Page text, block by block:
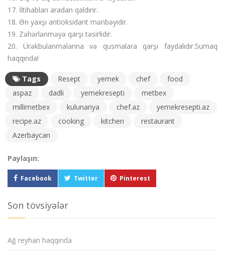
17. İltihabları aradan qaldırır.
18. Ən yaxşı antioksidant mənbəyidir.
19. Zəhərlənməyə qarşı təsirlidir.
20. Ürəkbulanmalarına və qusmalara qarşı faydalıdır.Sumaq
haqqında!
Tags Resept yemek chef
food
aspaz
dadli yemekresepti
metbex
millimetbex
kulunariya chef.az
yemekresepti.az
recipe.az
cooking kitchen
restaurant
Azerbaycan
Paylaşın:
Facebook Twitter Pinterest
Son tövsiyələr
Ağ reyhan haqqında